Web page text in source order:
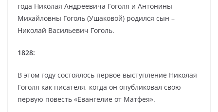
года Николая Андреевича Гоголя и Антонины
Михайловны Гоголь (Ушаковой) родился сын –
Николай Васильевич Гоголь.
1828:
В этом году состоялось первое выступление Николая
Гоголя как писателя, когда он опубликовал свою
первую повесть «Евангелие от Матфея».